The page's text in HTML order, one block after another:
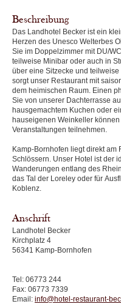
Beschreibung
Das Landhotel Becker ist ein
Herzen des Unesco Welterbes
Sie im Doppelzimmer mit DU/
teilweise Minibar oder auch in
über eine Sitzecke und
sorgt unser Restaurant mit
dem heimischen Raum. Einen
Sie von unserer Dachterrasse
hausgemachtem Kuchen oder
hauseigenen Weinkeller
Veranstaltungen teilnehmen.
Kamp-Bornhofen liegt direkt am
Schlössern. Unser Hotel ist der
Wanderungen entlang des
das Tal der Loreley oder für
Koblenz.
Anschrift
Landhotel Becker
Kirchplatz 4
56341 Kamp-Bornhofen
Tel: 06773 244
Fax: 06773 7339
Email: info@hotel-restaurant-